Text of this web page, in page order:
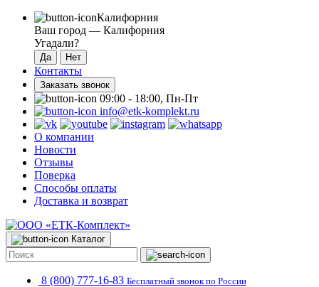
Калифорния
Ваш город — Калифорния
Угадали?
Контакты
Заказать звонок
09:00 - 18:00, Пн-Пт
info@etk-komplekt.ru
О компании
Новости
Отзывы
Поверка
Способы оплаты
Доставка и возврат
Каталог
8 (800) 777-16-83 Бесплатный звонок по России